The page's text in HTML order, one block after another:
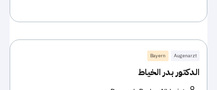
Augenarzt
Bayern
الدكتور بدر الخياط